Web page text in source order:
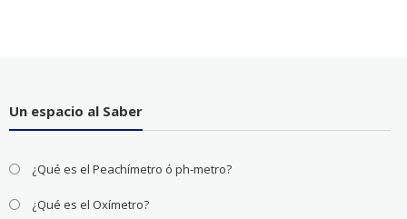
Un espacio al Saber
¿Qué es el Peachímetro ó ph-metro?
¿Qué es el Oxímetro?